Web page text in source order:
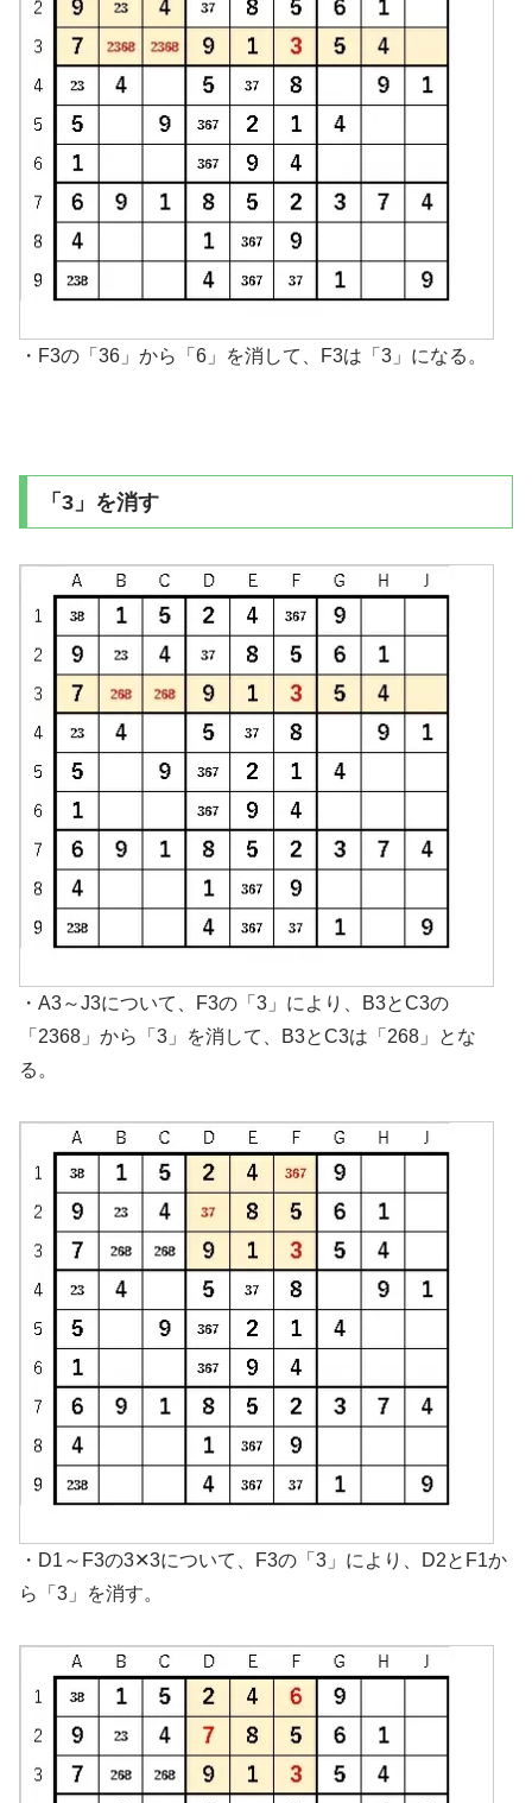
・F3の「36」から「6」を消して、F3は「3」になる。
「3」を消す
・A3～J3について、F3の「3」により、B3とC3の
「2368」から「3」を消して、B3とC3は「268」とな
る。
・D1～F3の3✕3について、F3の「3」により、D2とF1か
ら「3」を消す。